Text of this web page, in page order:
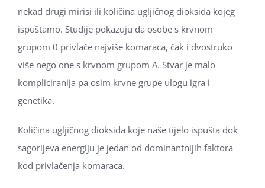
nekad drugi mirisi ili količina ugljičnog dioksida kojeg
ispuštamo. Studije pokazuju da osobe s krvnom
grupom 0 privlače najviše komaraca, čak i dvostruko
više nego one s krvnom grupom A. Stvar je malo
kompliciranija pa osim krvne grupe ulogu igra i
genetika.
Količina ugljičnog dioksida koje naše tijelo ispušta dok
sagorijeva energiju je jedan od dominantnijih faktora
kod privlačenja komaraca.